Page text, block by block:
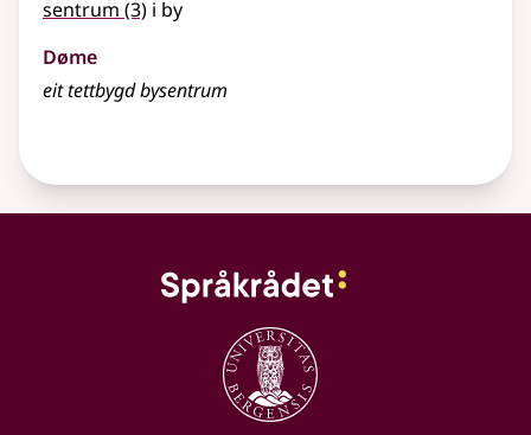
sentrum (3) i by
Døme
eit tettbygd bysentrum